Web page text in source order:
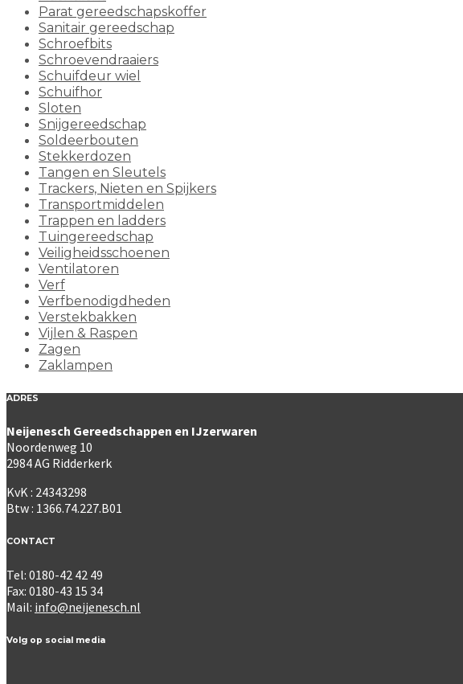
Parat gereedschapskoffer
Sanitair gereedschap
Schroefbits
Schroevendraaiers
Schuifdeur wiel
Schuifhor
Sloten
Snijgereedschap
Soldeerbouten
Stekkerdozen
Tangen en Sleutels
Trackers, Nieten en Spijkers
Transportmiddelen
Trappen en ladders
Tuingereedschap
Veiligheidsschoenen
Ventilatoren
Verf
Verfbenodigdheden
Verstekbakken
Vijlen & Raspen
Zagen
Zaklampen
ADRES
Neijenesch Gereedschappen en IJzerwaren
Noordenweg 10
2984 AG Ridderkerk
KvK : 24343298
Btw : 1366.74.227.B01
CONTACT
Tel: 0180-42 42 49
Fax: 0180-43 15 34
Mail: info@neijenesch.nl
Volg op social media